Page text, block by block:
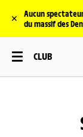
✕
Aucun
du massif des
CLUB